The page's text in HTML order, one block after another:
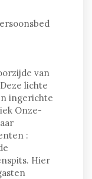
van
lichte
ingerichte
Onze-
:
Hier